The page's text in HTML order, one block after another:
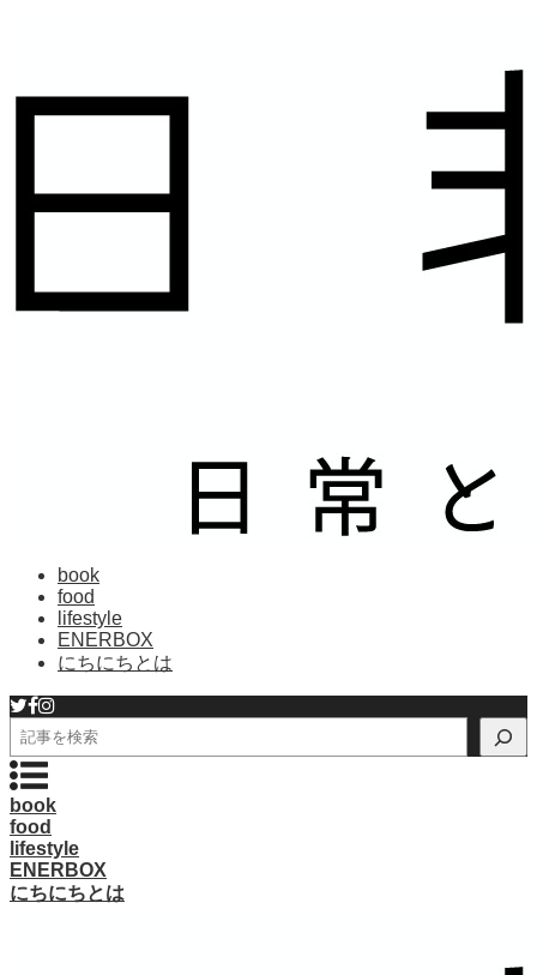
book
food
lifestyle
ENERBOX
にちにちとは
検
索
book
food
lifestyle
ENERBOX
にちにちとは